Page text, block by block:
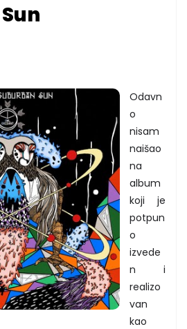
Odavn
o
nisam
naišao
na
album
koji je
potpun
o
izvede
n i
realizo
van
kao